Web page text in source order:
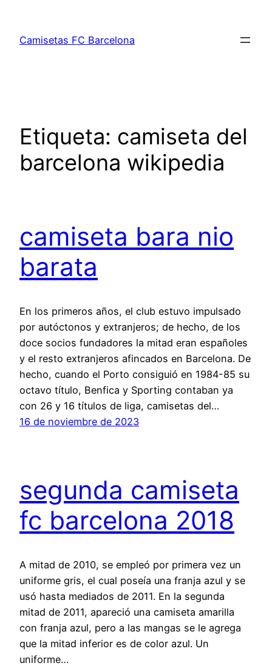
contenido
Camisetas FC Barcelona
Etiqueta: camiseta del
barcelona wikipedia
camiseta bara nio
barata
En los primeros años, el club estuvo impulsado
por autóctonos y extranjeros; de hecho, de los
doce socios fundadores la mitad eran españoles
y el resto extranjeros afincados en Barcelona. De
hecho, cuando el Porto consiguió en 1984-85 su
octavo título, Benfica y Sporting contaban ya
con 26 y 16 títulos de liga, camisetas del…
16 de noviembre de 2023
segunda camiseta
fc barcelona 2018
A mitad de 2010, se empleó por primera vez un
uniforme gris, el cual poseía una franja azul y se
usó hasta mediados de 2011. En la segunda
mitad de 2011, apareció una camiseta amarilla
con franja azul, pero a las mangas se le agrega
que la mitad inferior es de color azul. Un
uniforme…